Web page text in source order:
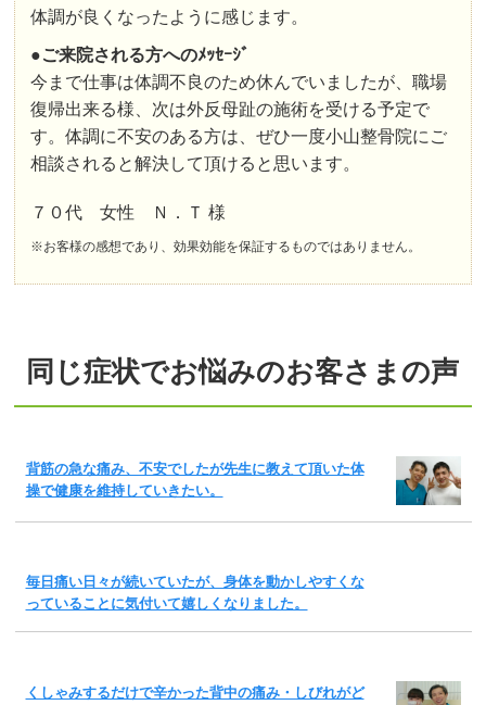
体調が良くなったように感じます。
●ご来院される方へのﾒｯｾｰｼﾞ
今まで仕事は体調不良のため休んでいましたが、職場
復帰出来る様、次は外反母趾の施術を受ける予定で
す。体調に不安のある方は、ぜひ一度小山整骨院にご
相談されると解決して頂けると思います。
７０代 女性 Ｎ．Ｔ 様
※お客様の感想であり、効果効能を保証するものではありません。
同じ症状でお悩みのお客さまの声
背筋の急な痛み、不安でしたが先生に教えて頂いた体
操で健康を維持していきたい。
毎日痛い日々が続いていたが、身体を動かしやすくな
っていることに気付いて嬉しくなりました。
くしゃみするだけで辛かった背中の痛み・しびれがど